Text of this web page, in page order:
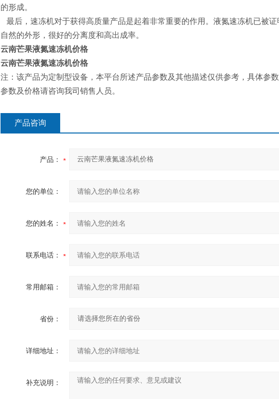
的形成。
最后，速冻机对于获得高质量产品是起着非常重要的作用。液氮速冻机已被
自然的外形，很好的分离度和高出成率。
云南芒果液氮速冻机价格
云南芒果液氮速冻机价格
注：该产品为定制型设备，本平台所述产品参数及其他描述仅供参考，具体参
参数及价格请咨询我司销售人员。
产品咨询
产品：
您的单位：
您的姓名：
联系电话：
常用邮箱：
省份：
详细地址：
补充说明：